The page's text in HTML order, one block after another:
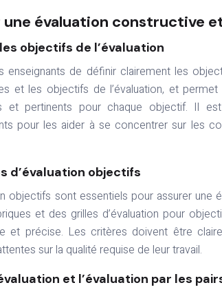
évaluation constructive
objectifs de l’évaluation
de définir clairement les
et les objectifs de l’évaluation, et
et pertinents pour chaque objectif. Il
pour les aider à se concentrer sur les
d’évaluation objectifs
objectifs sont essentiels pour assurer une
et des grilles d’évaluation pour
et précise. Les critères doivent être
sur la qualité requise de leur travail.
et l’évaluation par les